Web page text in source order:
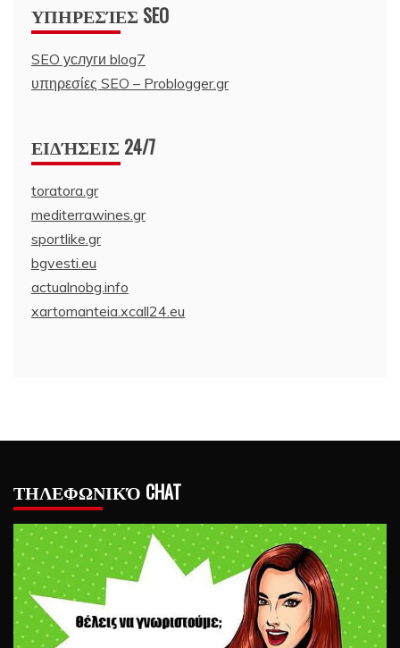
ΥΠΗΡΕΣΊΕΣ SEO
SEO услуги blog7
υπηρεσίες SEO – Problogger.gr
ΕΙΔΉΣΕΙΣ 24/7
toratora.gr
mediterrawines.gr
sportlike.gr
bgvesti.eu
actualnobg.info
xartomanteia.xcall24.eu
ΤΗΛΕΦΩΝΙΚΌ CHAT